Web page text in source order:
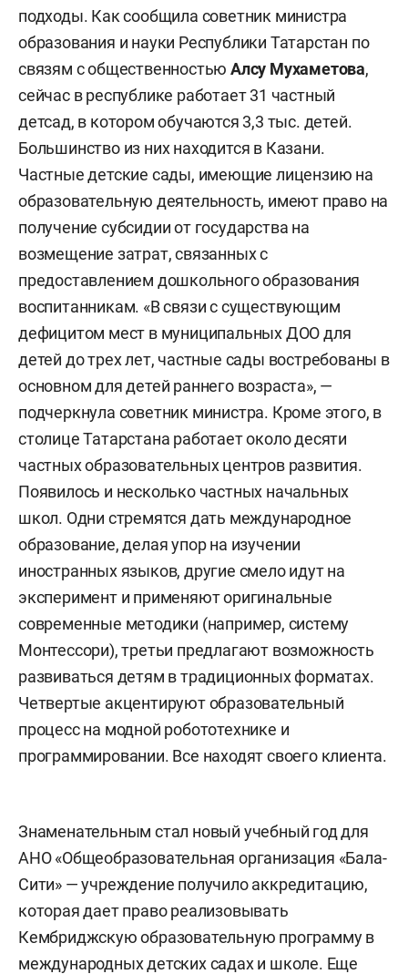
подходы. Как сообщила советник министра
образования и науки Республики Татарстан по
связям с общественностьюАлсу Мухаметова,
сейчас в республике работает 31 частный
детсад, в котором обучаются 3,3 тыс. детей.
Большинство из них находится в Казани.
Частные детские сады, имеющие лицензию на
образовательную деятельность, имеют право на
получение субсидии от государства на
возмещение затрат, связанных с
предоставлением дошкольного образования
воспитанникам. «В связи с существующим
дефицитом мест в муниципальных ДОО для
детей до трех лет, частные сады востребованы в
основном для детей раннего возраста», —
подчеркнула советник министра. Кроме этого, в
столице Татарстана работает около десяти
частных образовательных центров развития.
Появилось и несколько частных начальных
школ. Одни стремятся дать международное
образование, делая упор на изучении
иностранных языков, другие смело идут на
эксперимент и применяют оригинальные
современные методики (например, систему
Монтессори), третьи предлагают возможность
развиваться детям в традиционных форматах.
Четвертые акцентируют образовательный
процесс на модной робототехнике и
программировании. Все находят своего клиента.
Знаменательным стал новый учебный год для
АНО «Общеобразовательная организация «Бала-
Сити» — учреждение получило аккредитацию,
которая дает право реализовывать
Кембриджскую образовательную программу в
международных детских садах и школе. Еще